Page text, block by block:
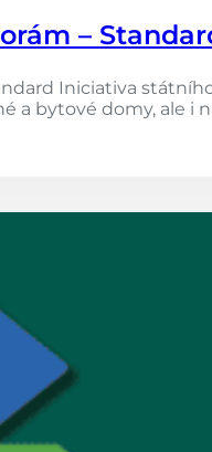
–
Iniciativa
a bytové domy, ale i